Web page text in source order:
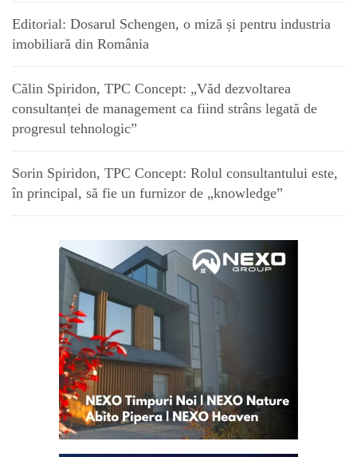
Editorial: Dosarul Schengen, o miză și pentru industria
imobiliară din România
Călin Spiridon, TPC Concept: „Văd dezvoltarea
consultanței de management ca fiind strâns legată de
progresul tehnologic”
Sorin Spiridon, TPC Concept: Rolul consultantului este,
în principal, să fie un furnizor de „knowledge”